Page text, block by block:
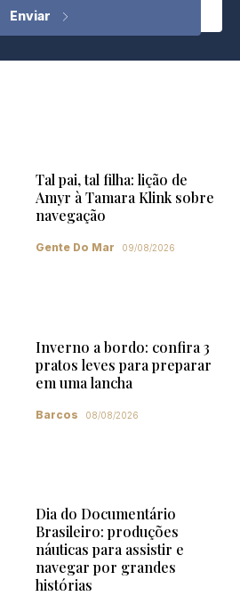
Tal pai, tal filha: lição de
Amyr à Tamara Klink sobre
navegação
Gente Do Mar 09/08/2026
Inverno a bordo: confira 3
pratos leves para preparar
em uma lancha
Barcos 08/08/2026
Dia do Documentário
Brasileiro: produções
náuticas para assistir e
navegar por grandes
histórias